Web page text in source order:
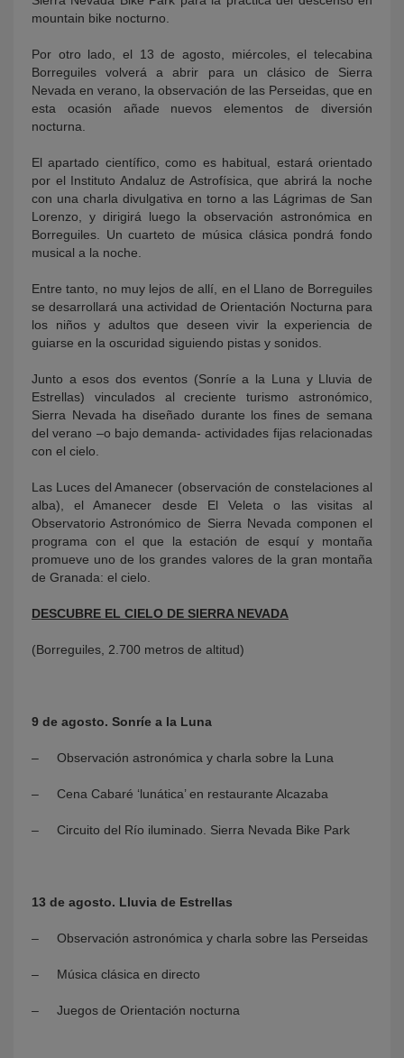
mountain bike nocturno.
Por otro lado, el 13 de agosto, miércoles, el telecabina
Borreguiles volverá a abrir para un clásico de Sierra
Nevada en verano, la observación de las Perseidas, que en
esta ocasión añade nuevos elementos de diversión
nocturna.
El apartado científico, como es habitual, estará orientado
por el Instituto Andaluz de Astrofísica, que abrirá la noche
con una charla divulgativa en torno a las Lágrimas de San
Lorenzo, y dirigirá luego la observación astronómica en
Borreguiles. Un cuarteto de música clásica pondrá fondo
musical a la noche.
Entre tanto, no muy lejos de allí, en el Llano de Borreguiles
se desarrollará una actividad de Orientación Nocturna para
los niños y adultos que deseen vivir la experiencia de
guiarse en la oscuridad siguiendo pistas y sonidos.
Junto a esos dos eventos (Sonríe a la Luna y Lluvia de
Estrellas) vinculados al creciente turismo astronómico,
Sierra Nevada ha diseñado durante los fines de semana
del verano –o bajo demanda- actividades fijas relacionadas
con el cielo.
Las Luces del Amanecer (observación de constelaciones al
alba), el Amanecer desde El Veleta o las visitas al
Observatorio Astronómico de Sierra Nevada componen el
programa con el que la estación de esquí y montaña
promueve uno de los grandes valores de la gran montaña
de Granada: el cielo.
DESCUBRE EL CIELO DE SIERRA NEVADA
(Borreguiles, 2.700 metros de altitud)
9 de agosto. Sonríe a la Luna
– Observación astronómica y charla sobre la Luna
– Cena Cabaré ‘lunática’ en restaurante Alcazaba
– Circuito del Río iluminado. Sierra Nevada Bike Park
13 de agosto. Lluvia de Estrellas
– Observación astronómica y charla sobre las Perseidas
– Música clásica en directo
– Juegos de Orientación nocturna